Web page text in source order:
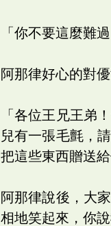
「你不要這麼難
阿那律好心的對
「各位王兄王弟
兒有一張毛氈，
把這些東西贈送給
阿那律說後，大
相地笑起來，你